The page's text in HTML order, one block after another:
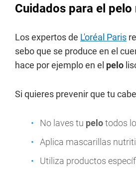
Cuidados para el pelo
Los expertos de L'oréal Paris
sebo que se produce en el
hace por ejemplo en el pelo
Si quieres prevenir que tu
No laves tu pelotodos
Aplica mascarillas
Utiliza productos